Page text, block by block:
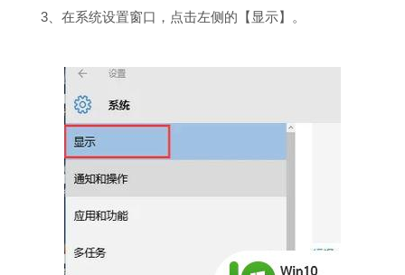
3、在系统设置窗口，点击左侧的【显示】。